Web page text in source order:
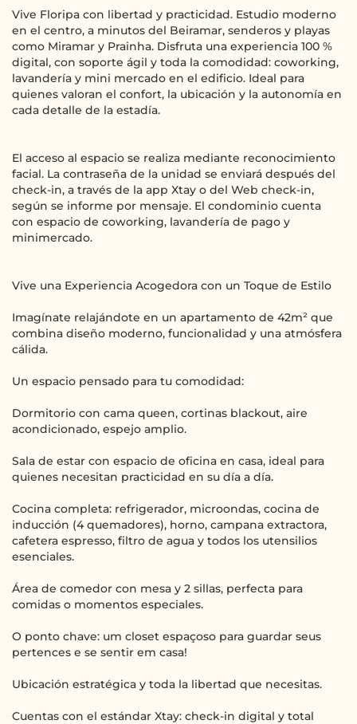
Vive Floripa con libertad y practicidad. Estudio moderno
en el centro, a minutos del Beiramar, senderos y playas
como Miramar y Prainha. Disfruta una experiencia 100 %
digital, con soporte ágil y toda la comodidad: coworking,
lavandería y mini mercado en el edificio. Ideal para
quienes valoran el confort, la ubicación y la autonomía en
cada detalle de la estadía.
El acceso al espacio se realiza mediante reconocimiento
facial. La contraseña de la unidad se enviará después del
check-in, a través de la app Xtay o del Web check-in,
según se informe por mensaje. El condominio cuenta
con espacio de coworking, lavandería de pago y
minimercado.
Vive una Experiencia Acogedora con un Toque de Estilo
Imagínate relajándote en un apartamento de 42m² que
combina diseño moderno, funcionalidad y una atmósfera
cálida.
Un espacio pensado para tu comodidad:
Dormitorio con cama queen, cortinas blackout, aire
acondicionado, espejo amplio.
Sala de estar con espacio de oficina en casa, ideal para
quienes necesitan practicidad en su día a día.
Cocina completa: refrigerador, microondas, cocina de
inducción (4 quemadores), horno, campana extractora,
cafetera espresso, filtro de agua y todos los utensilios
esenciales.
Área de comedor con mesa y 2 sillas, perfecta para
comidas o momentos especiales.
O ponto chave: um closet espaçoso para guardar seus
pertences e se sentir em casa!
Ubicación estratégica y toda la libertad que necesitas.
Cuentas con el estándar Xtay: check-in digital y total